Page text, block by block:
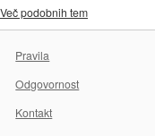
Več podobnih tem
Pravila
Odgovornost
Kontakt